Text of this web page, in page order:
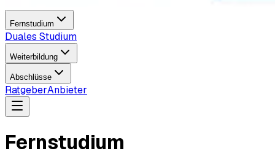
Fernstudium
Duales Studium
Weiterbildung
Abschlüsse
RatgeberAnbieter
Fernstudium